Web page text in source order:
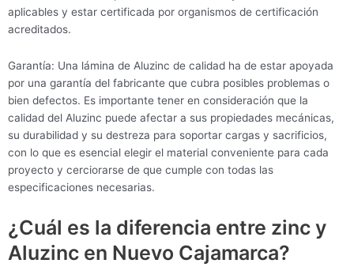
aplicables y estar certificada por organismos de certificación
acreditados.
Garantía: Una lámina de Aluzinc de calidad ha de estar apoyada
por una garantía del fabricante que cubra posibles problemas o
bien defectos. Es importante tener en consideración que la
calidad del Aluzinc puede afectar a sus propiedades mecánicas,
su durabilidad y su destreza para soportar cargas y sacrificios,
con lo que es esencial elegir el material conveniente para cada
proyecto y cerciorarse de que cumple con todas las
especificaciones necesarias.
¿Cuál es la diferencia entre zinc y
Aluzinc en Nuevo Cajamarca?